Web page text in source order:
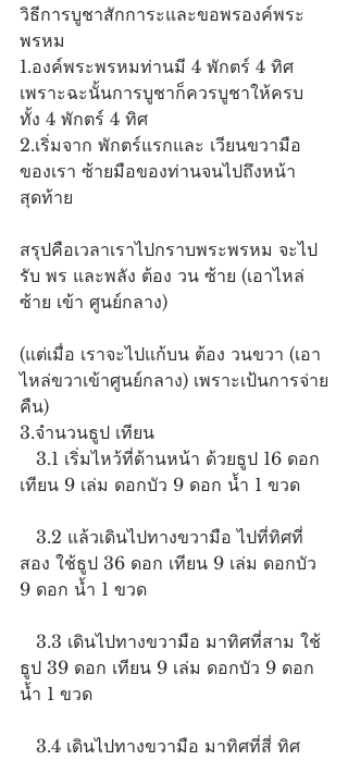
วิธีการบูชาสักการะและขอพรองค์พระ
พรหม
1.องค์พระพรหมท่านมี 4 พักตร์ 4 ทิศ
เพราะฉะนั้นการบูชาก็ควรบูชาให้ครบ
ทั้ง 4 พักตร์ 4 ทิศ
2.เริ่มจาก พักตร์แรกและ เวียนขวามือ
ของเรา ซ้ายมือของท่านจนไปถึงหน้า
สุดท้าย
สรุปคือเวลาเราไปกราบพระพรหม จะไป
รับ พร และพลัง ต้อง วน ซ้าย (เอาไหล่
ซ้าย เข้า ศูนย์กลาง)
(แต่เมื่อ เราจะไปแก้บน ต้อง วนขวา (เอา
ไหล่ขวาเข้าศูนย์กลาง) เพราะเป้นการจ่าย
คืน)
3.จำนวนธูป เทียน
เทียน 9 เล่ม ดอกบัว 9 ดอก น้ำ 1 ขวด
สอง ใช้ธูป 36 ดอก เทียน 9 เล่ม ดอกบัว
9 ดอก น้ำ 1 ขวด
ธูป 39 ดอก เทียน 9 เล่ม ดอกบัว 9 ดอก
น้ำ 1 ขวด